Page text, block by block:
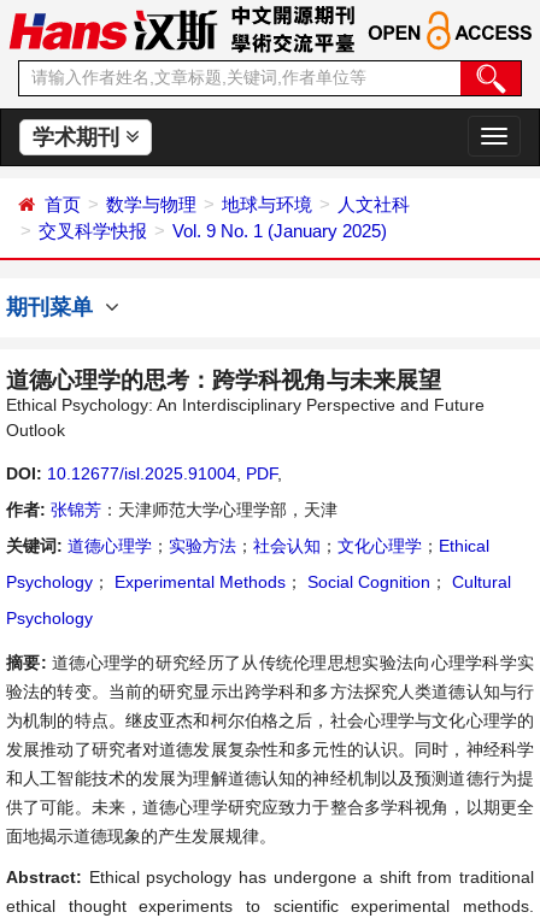
学术期刊
切
换
首页 数学与物理 地球与环境
人文社科
交叉科学快报
Vol. 9 No. 1 (January 2025)
期刊菜单
道德心理学的思考：跨学科视角与未来展望
Ethical Psychology: An Interdisciplinary Perspective and Future
Outlook
DOI: 10.12677/isl.2025.91004 PDF,
作者: 张锦芳 ：天津师范大学心理学部，天津
关键词: 道德心理学 ； 实验方法 ； 社会认知 ； 文化心理学 ； Ethical
Psychology ； Experimental Methods ； Social Cognition ；
Cultural
Psychology
摘要: 道德心理学的研究经历了从传统伦理思想实验法向心理学科学实
验法的转变。当前的研究显示出跨学科和多方法探究人类道德认知与行
为机制的特点。继皮亚杰和柯尔伯格之后，社会心理学与文化心理学的
发展推动了研究者对道德发展复杂性和多元性的认识。同时，神经科学
和人工智能技术的发展为理解道德认知的神经机制以及预测道德行为提
供了可能。未来，道德心理学研究应致力于整合多学科视角，以期更全
面地揭示道德现象的产生发展规律。
Abstract: Ethical psychology has undergone a shift from traditional
ethical thought experiments to scientific experimental methods.